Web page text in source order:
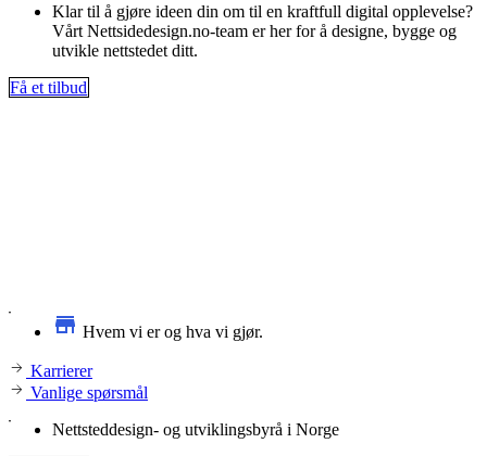
Klar til å gjøre ideen din om til en kraftfull digital opplevelse?
Vårt Nettsidedesign.no-team er her for å designe, bygge og
utvikle nettstedet ditt.
Få et tilbud
Hvem vi er og hva vi gjør.
Karrierer
Vanlige spørsmål
Nettsteddesign- og utviklingsbyrå i Norge